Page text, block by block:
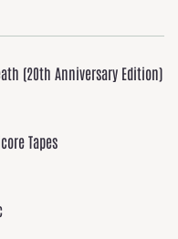
(20th Anniversary Edition)
Tapes